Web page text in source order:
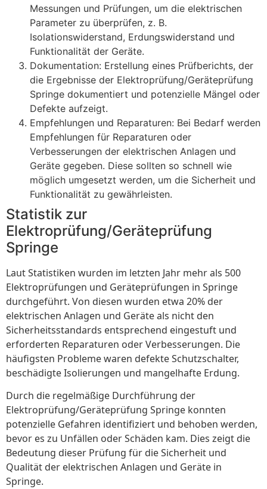
Messungen und Prüfungen, um die elektrischen
Parameter zu überprüfen, z. B.
Isolationswiderstand, Erdungswiderstand und
Funktionalität der Geräte.
Dokumentation: Erstellung eines Prüfberichts, der
die Ergebnisse der Elektroprüfung/Geräteprüfung
Springe dokumentiert und potenzielle Mängel oder
Defekte aufzeigt.
Empfehlungen und Reparaturen: Bei Bedarf werden
Empfehlungen für Reparaturen oder
Verbesserungen der elektrischen Anlagen und
Geräte gegeben. Diese sollten so schnell wie
möglich umgesetzt werden, um die Sicherheit und
Funktionalität zu gewährleisten.
Statistik zur
Elektroprüfung/Geräteprüfung
Springe
Laut Statistiken wurden im letzten Jahr mehr als 500
Elektroprüfungen und Geräteprüfungen in Springe
durchgeführt. Von diesen wurden etwa 20% der
elektrischen Anlagen und Geräte als nicht den
Sicherheitsstandards entsprechend eingestuft und
erforderten Reparaturen oder Verbesserungen. Die
häufigsten Probleme waren defekte Schutzschalter,
beschädigte Isolierungen und mangelhafte Erdung.
Durch die regelmäßige Durchführung der
Elektroprüfung/Geräteprüfung Springe konnten
potenzielle Gefahren identifiziert und behoben werden,
bevor es zu Unfällen oder Schäden kam. Dies zeigt die
Bedeutung dieser Prüfung für die Sicherheit und
Qualität der elektrischen Anlagen und Geräte in
Springe.